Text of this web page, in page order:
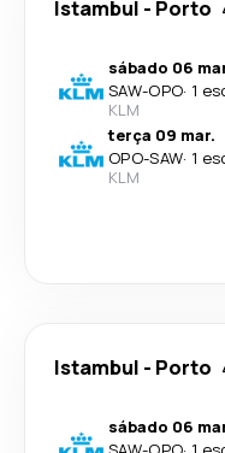
Istambul - Porto
sábado 06
SAW-OPO· 1
KLM
terça 09 mar.
OPO-SAW· 1
KLM
Istambul - Porto
sábado 06